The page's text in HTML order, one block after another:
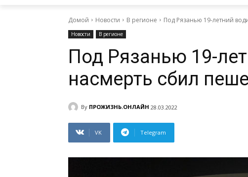
Домой Новости В регионе Под Рязанью 19-летний
Новости В регионе
Под Рязанью 19-
насмерть сбил
By ПРОЖИЗНЬ.ОНЛАЙН 28.03.2022
VK Telegram